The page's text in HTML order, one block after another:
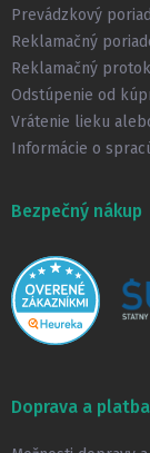
Prevádzkový
Reklamačný
Reklamačný
Odstúpenie od
Vrátenie lieku
Informácie o
Bezpečný nákup
Doprava a platba